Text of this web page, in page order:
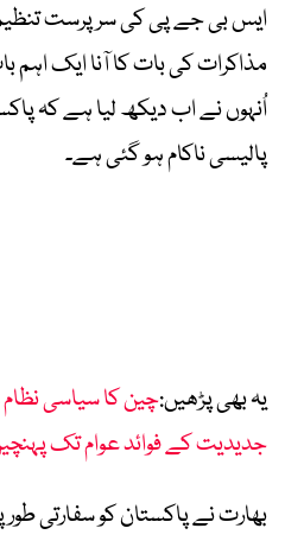
ایس بی جے پی کی سرپرست
مذاکرات کی بات کا آنا ایک
اُنہوں نے اب دیکھ لیا ہے کہ
پالیسی ناکام ہو گئی ہے۔
یہ بھی پڑھیں:چین کا سیاسی نظام
جدیدیت کے فوائد عوام تک
بھارت نے پاکستان کو سفارتی